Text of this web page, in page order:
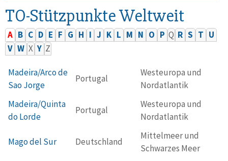
TO-Stützpunkte Weltweit
A B C D E F G H I J K L M N O P Q R S T U
V W X Y Z
Madeira/Arco de
Sao Jorge
Portugal
Westeuropa und
Nordatlantik
Madeira/Quinta
do Lorde
Portugal
Westeuropa und
Nordatlantik
Mago del Sur Deutschland
Mittelmeer und
Schwarzes Meer